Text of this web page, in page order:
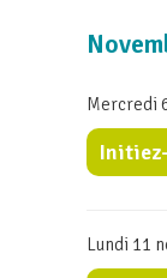
Mercredi
Lundi 11